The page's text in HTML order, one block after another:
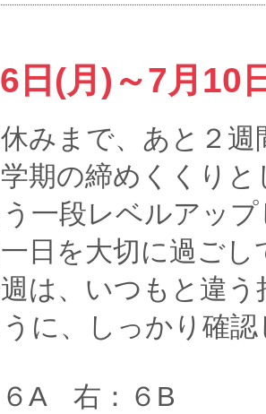
日(月)～7月10
みまで、あと２週
期の締めくくりと
う一段レベルアッ
日を大切に過ご
は、いつもと違う
に、しっかり確
A 右：６B